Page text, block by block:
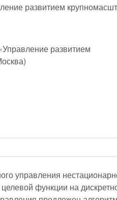
развитием
развитием
управления
функции на